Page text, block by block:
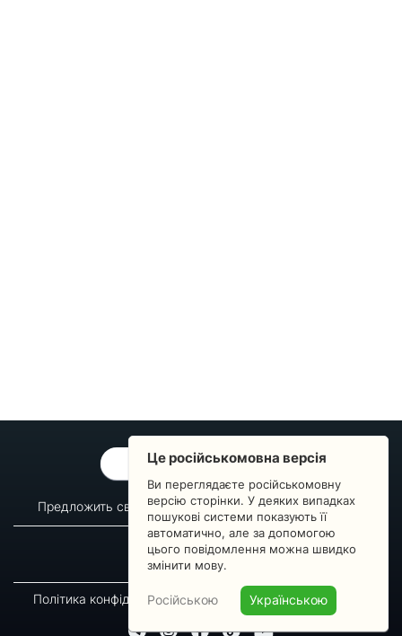
ОБРАТНАЯ СВЯЗЬ
Предложить свой вопрос Статистика изменений
О сервисе
Преподавателям
Новости
Пульс страны
Політика конфіденційності Угода підписника
Це російськомовна версія
Ви переглядаєте російськомовну
версію сторінки. У деяких випадках
пошукові системи показують її
автоматично, але за допомогою
цього повідомлення можна швидко
змінити мову.
Російською Українською